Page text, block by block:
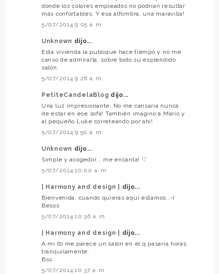
donde los colores empleados no podrían resultar
más confortables. Y esa alfombra, una maravilla!
5/07/2014 9:05 a. m.
Unknown dijo...
Esta vivienda la publique hace tiempo y no me
canso de admirarla, sobre todo su esplendido
salón.
5/07/2014 9:26 a. m.
PetiteCandelaBlog dijo...
Una luz impresionante. No me cansaría nunca
de estar en ese sofá! También imagino a Mario y
al pequeño Luke correteando por ahí!
5/07/2014 9:50 a. m.
Unknown dijo...
Simple y acogedor... me encanta! ♡
5/07/2014 10:00 a. m.
| Harmony and design |
dijo...
Bienvenida, cuando quieras aquí estamos ;-)
Besos
5/07/2014 10:36 a. m.
| Harmony and design |
dijo...
A mi tb me parece un salón en el q pasaría horas
tranquilamente.
Bss
5/07/2014 10:37 a. m.